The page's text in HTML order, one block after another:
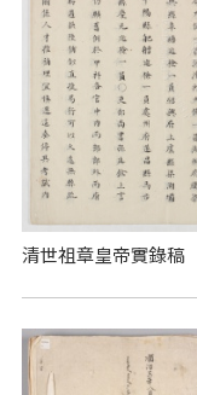
清世祖章皇帝實錄稿